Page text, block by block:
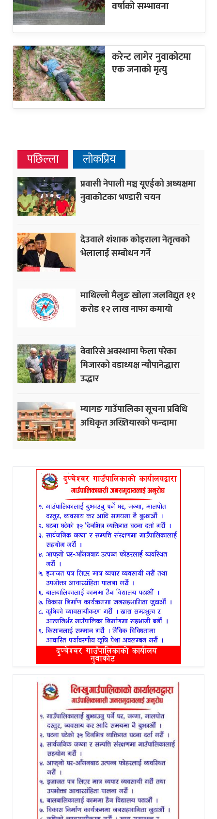
वर्षाको सम्भावना
करेन्ट लागेर नुवाकोटमा
एक जनाको मृत्यु
पछिल्ला लोकप्रिय
प्रवासी नेपाली मञ्च यूएईको अध्यक्षमा
नुवाकोटका भण्डारी चयन
देउवाले शंशाक कोइराला नेतृत्वको
भेलालाई सम्बोधन गर्ने
माथिल्लो मैलुङ खोला जलविद्युत ११
करोड १२ लाख नाफा कमायाे
वेवारिसे अवस्थामा फेला परेका
मिजारको वडाध्यक्ष न्यौपानेद्धारा
उद्धार
म्यागङ गाउँपालिका सूचना प्रविधि
अधिकृत अख्तियारको फन्दामा